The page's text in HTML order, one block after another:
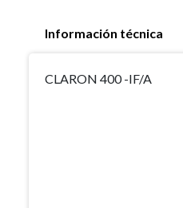
Información técnica
CLARON 400 -IF/A